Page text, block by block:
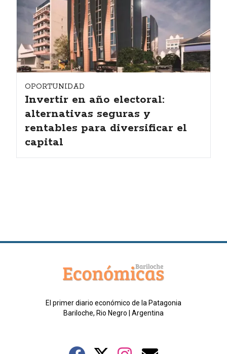
OPORTUNIDAD
Invertir en año electoral:
alternativas seguras y
rentables para diversificar el
capital
El primer diario económico de la Patagonia
Bariloche, Rio Negro | Argentina